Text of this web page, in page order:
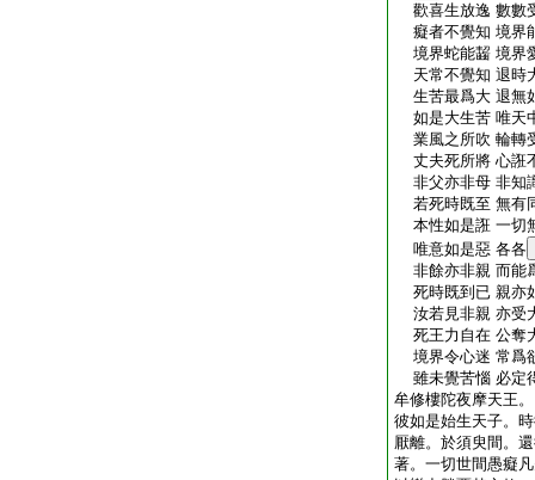
歡喜生放逸 數數
癡者不覺知 境界
境界蛇能齧 境界
天常不覺知 退時
生苦最爲大 退無
如是大生苦 唯天
業風之所吹 輪轉
丈夫死所將 心誑
非父亦非母 非知
若死時既至 無有
本性如是誑 一切
唯意如是惡 各各
非餘亦非親 而能
死時既到已 親亦
汝若見非親 亦受
死王力自在 公奪
境界令心迷 常爲
雖未覺苦惱 必定
牟修樓陀夜摩天王
彼如是始生天子。
厭離。於須臾間。
著。一切世間愚癡